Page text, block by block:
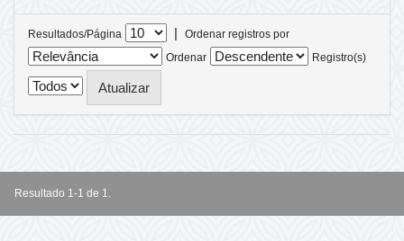
Resultados/Página |
Ordenar registros por
Ordenar
Registro(s)
Resultado 1-1 de 1.